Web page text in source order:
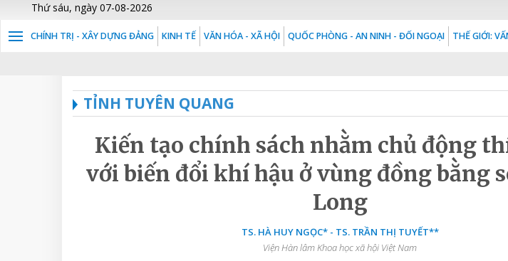
Thứ sáu, ngày 07-08-2026
CHÍNH TRỊ - XÂY DỰNG ĐẢNG KINH TẾ VĂN HÓA - XÃ HỘI QUỐC PHÒNG - AN NINH - ĐỐI NGOẠI THẾ GIỚI:
TỈNH TUYÊN QUANG
Kiến tạo chính sách nhằm chủ động
với biến đổi khí hậu ở vùng đồng bằng
Long
TS. HÀ HUY NGỌC* - TS. TRẦN THỊ TUYẾT**
Viện Hàn lâm Khoa học xã hội Việt Nam